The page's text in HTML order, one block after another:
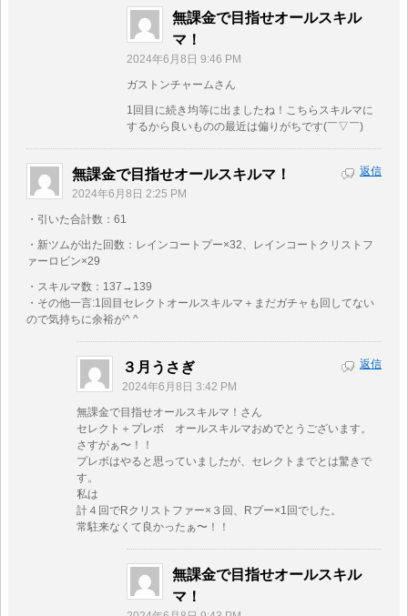
無課金で目指せオールスキル
マ！
2024年6月8日 9:46 PM
ガストンチャームさん
1回目に続き均等に出ましたね！こちらスキルマに
するから良いものの最近は偏りがちです(￣▽￣)
無課金で目指せオールスキルマ！
2024年6月8日 2:25 PM
・引いた合計数：61
・新ツムが出た回数：レインコートプー×32、レインコートクリストフ
ァーロビン×29
・スキルマ数：137→139
・その他一言:1回目セレクトオールスキルマ＋まだガチャも回してない
ので気持ちに余裕が^ ^
返信
３月うさぎ
2024年6月8日 3:42 PM
無課金で目指せオールスキルマ！さん
セレクト＋プレボ オールスキルマおめでとうございます。
さすがぁ〜！！
プレボはやると思っていましたが、セレクトまでとは驚きで
す。
私は
計４回でRクリストファー×３回、Rプー×1回でした。
常駐来なくて良かったぁ〜！！
返信
無課金で目指せオールスキル
マ！